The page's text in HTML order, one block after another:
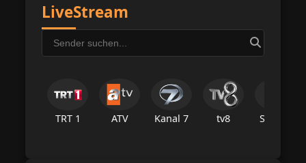
LiveStream
TRT 1 ATV Kanal 7 tv8 Star Tv